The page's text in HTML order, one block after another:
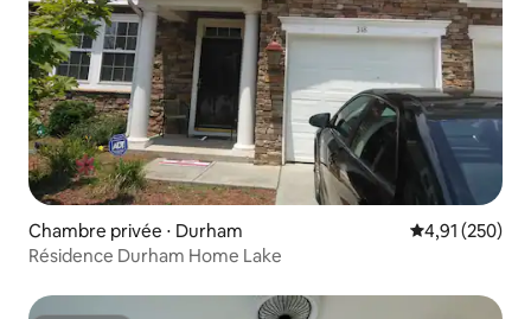
Chambre privée ⋅ Durham Évaluation
4,91 (250)
Résidence Durham Home Lake